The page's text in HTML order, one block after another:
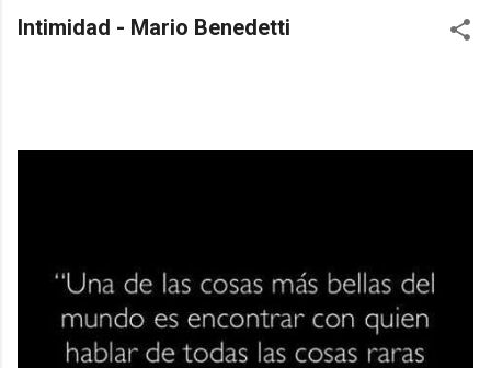
Intimidad - Mario Benedetti